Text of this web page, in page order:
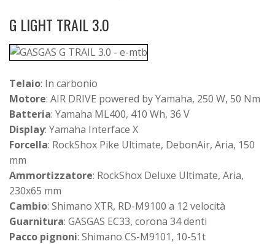
G LIGHT TRAIL 3.0
Telaio: In carbonio
Motore: AIR DRIVE powered by Yamaha, 250 W, 50 Nm
Batteria: Yamaha ML400, 410 Wh, 36 V
Display: Yamaha Interface X
Forcella: RockShox Pike Ultimate, DebonAir, Aria, 150
mm
Ammortizzatore: RockShox Deluxe Ultimate, Aria,
230x65 mm
Cambio: Shimano XTR, RD-M9100 a 12 velocità
Guarnitura: GASGAS EC33, corona 34 denti
Pacco pignoni: Shimano CS-M9101, 10-51t